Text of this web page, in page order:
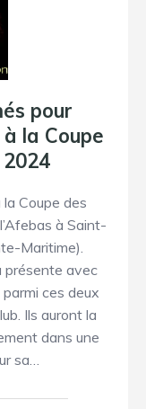
pour
la Coupe
Coupe des
à Saint-
Maritime).
présente avec
ces deux
Ils auront la
dans une
sa…